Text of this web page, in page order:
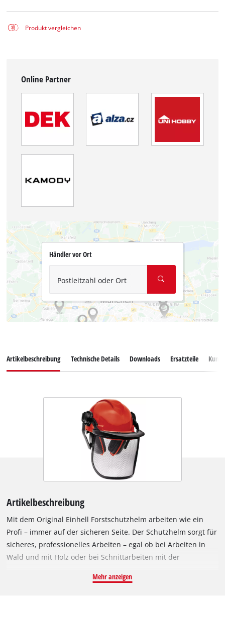
Produkt vergleichen
Online Partner
Händler vor Ort
Postleitzahl oder Ort
Artikelbeschreibung Technische Details Downloads Ersatzteile
Artikelbeschreibung
Mit dem Original Einhell Forstschutzhelm arbeiten wie ein
Profi – immer auf der sicheren Seite. Der Schutzhelm sorgt für
sicheres, professionelles Arbeiten – egal ob bei Arbeiten in
Wald und mit Holz oder bei Schnittarbeiten mit der
steht so die eigene Gesundheit stets im Vordergrund. Dazu ist
Mehr anzeigen